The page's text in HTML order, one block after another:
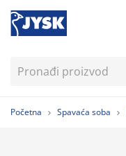
Početna Spavaća soba